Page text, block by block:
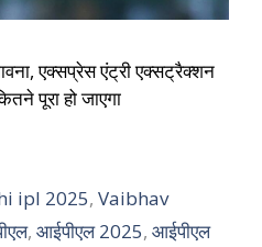
एक्सप्रेस एंट्री एक्सट्रैक्शन
पूरा हो जाएगा
ipl 2025,Vaibhav
, आईपीएल 2025, आईपीएल